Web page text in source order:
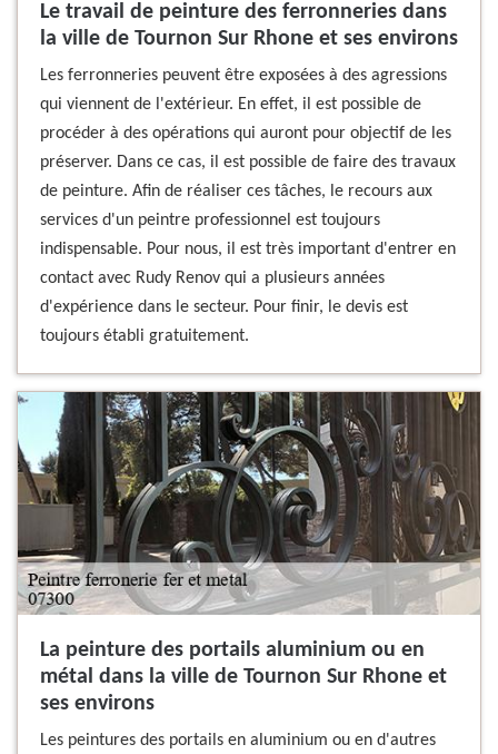
Le travail de peinture des ferronneries dans
la ville de Tournon Sur Rhone et ses environs
Les ferronneries peuvent être exposées à des agressions
qui viennent de l'extérieur. En effet, il est possible de
procéder à des opérations qui auront pour objectif de les
préserver. Dans ce cas, il est possible de faire des travaux
de peinture. Afin de réaliser ces tâches, le recours aux
services d'un peintre professionnel est toujours
indispensable. Pour nous, il est très important d'entrer en
contact avec Rudy Renov qui a plusieurs années
d'expérience dans le secteur. Pour finir, le devis est
toujours établi gratuitement.
La peinture des portails aluminium ou en
métal dans la ville de Tournon Sur Rhone et
ses environs
Les peintures des portails en aluminium ou en d'autres